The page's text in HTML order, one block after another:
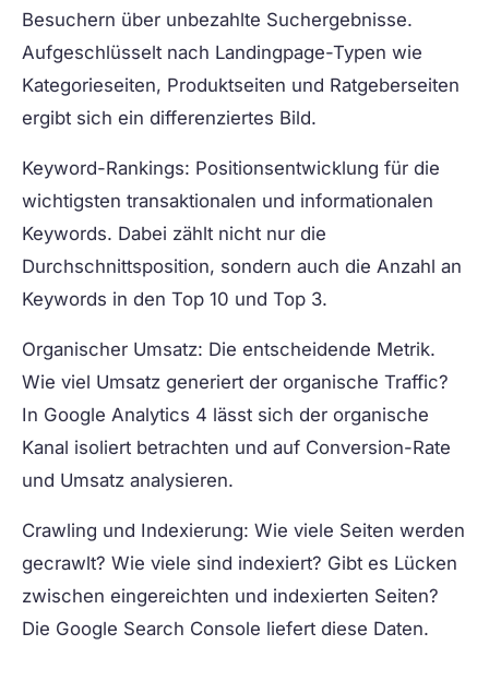
Besuchern über unbezahlte Suchergebnisse.
Aufgeschlüsselt nach Landingpage-Typen wie
Kategorieseiten, Produktseiten und Ratgeberseiten
ergibt sich ein differenziertes Bild.
Keyword-Rankings: Positionsentwicklung für die
wichtigsten transaktionalen und informationalen
Keywords. Dabei zählt nicht nur die
Durchschnittsposition, sondern auch die Anzahl an
Keywords in den Top 10 und Top 3.
Organischer Umsatz: Die entscheidende Metrik.
Wie viel Umsatz generiert der organische Traffic?
In Google Analytics 4 lässt sich der organische
Kanal isoliert betrachten und auf Conversion-Rate
und Umsatz analysieren.
Crawling und Indexierung: Wie viele Seiten werden
gecrawlt? Wie viele sind indexiert? Gibt es Lücken
zwischen eingereichten und indexierten Seiten?
Die Google Search Console liefert diese Daten.